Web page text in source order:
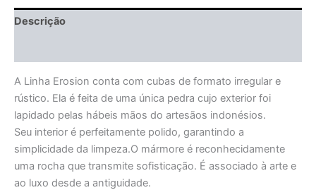
Descrição
A Linha Erosion conta com cubas de formato irregular e
rústico. Ela é feita de uma única pedra cujo exterior foi
lapidado pelas hábeis mãos do artesãos indonésios.
Seu interior é perfeitamente polido, garantindo a
simplicidade da limpeza.O mármore é reconhecidamente
uma rocha que transmite sofisticação. É associado à arte e
ao luxo desde a antiguidade.